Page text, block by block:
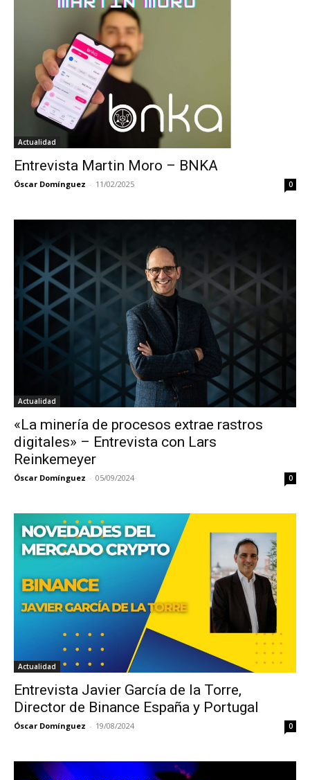
Actualidad
Entrevista Martin Moro – BNKA
Óscar Domínguez - 11/02/2025 0
Actualidad
«La minería de procesos extrae rastros
digitales» – Entrevista con Lars
Reinkemeyer
Óscar Domínguez - 05/09/2024 0
Actualidad
Entrevista Javier García de la Torre,
Director de Binance España y Portugal
Óscar Domínguez - 19/08/2024 0